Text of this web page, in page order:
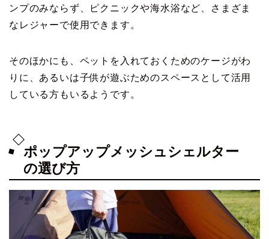
ンプのみならず、ピクニックや海水浴など、さまざま
なレジャーで使用できます。
そのほかにも、ペットを入れておくためのケージがわ
りに、あるいは子供が遊ぶためのスペースとして活用
している方もいるようです。
ポップアップメッシュシェルター
の選び方